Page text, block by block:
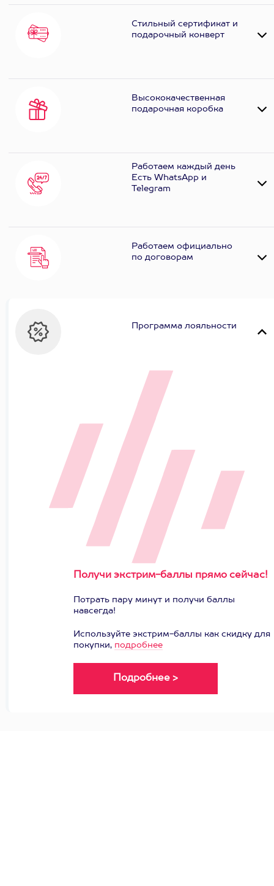
Стильный сертификат и
подарочный конверт
Высококачественная
подарочная коробка
Работаем каждый день
Есть WhatsApp и
Telеgram
Работаем официально
по договорам
Программа лояльности
Получи экстрим-баллы прямо сейчас!
Потрать пару минут и получи баллы
навсегда!
Используйте экстрим-баллы как скидку для
покупки, подробнее